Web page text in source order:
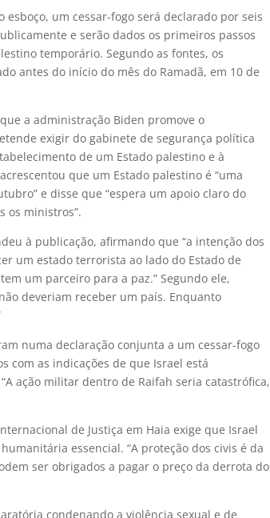
um cessar-fogo será declarado por seis
e serão dados os primeiros passos
temporário. Segundo as fontes, os
antes do início do mês do Ramadã, em 10 de
a administração Biden promove o
exigir do gabinete de segurança política
de um Estado palestino e à
que um Estado palestino é “uma
e disse que “espera um apoio claro do
os ministros”.
à publicação, afirmando que “a intenção dos
um estado terrorista ao lado do Estado de
um parceiro para a paz.” Segundo ele,
deveriam receber um país. Enquanto
numa declaração conjunta a um cessar-fogo
com as indicações de que Israel está
ação militar dentro de Raifah seria catastrófica,
de Justiça em Haia exige que Israel
essencial. “A proteção dos civis é da
ser obrigados a pagar o preço da derrota do
condenando a violência sexual e de